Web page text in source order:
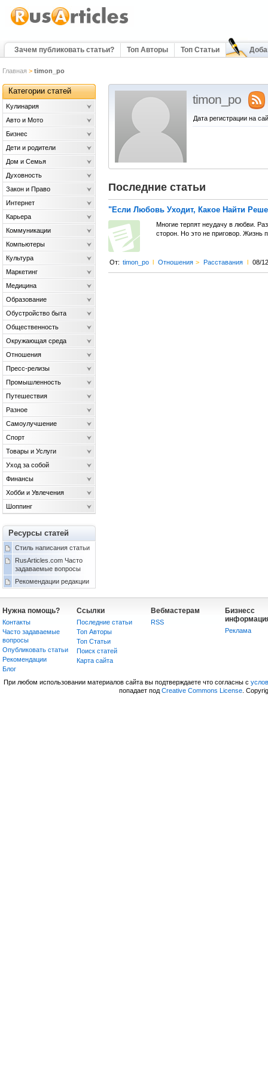
Зачем публиковать статьи? Топ Авторы Топ Статьи
Главная > timon_po
timon_po
Дата регистрации на
Последние статьи
"Если Любовь Уходит, Какое Найти
Многие терпят неудачу в любви.
сторон. Но это не приговор. Жизнь
От: timon_po l Отношения > Расставания l 08/
Категории статей
Kулинария
Авто и Мото
Бизнес
Дети и родители
Дом и Семья
Духовность
Закон и Право
Интернет
Карьера
Коммуникации
Компьютеры
Культура
Маркетинг
Медицина
Образование
Обустройство быта
Общественность
Окружающая среда
Отношения
Пресс-релизы
Промышленность
Путешествия
Разное
Самоулучшение
Спорт
Товары и Услуги
Уход за собой
Финансы
Хобби и Увлечения
Шоппинг
Ресурсы статей
Стиль написания статьи
RusArticles.com Часто
задаваемые вопросы
Рекомендации редакции
Нужна помощь?
Контакты
Часто задаваемые
вопросы
Опубликовать статьи
Рекомендации
Блог
Ссылки
Последние статьи
Топ Авторы
Топ Статьи
Поиск статей
Карта сайта
Вебмастерам
RSS
Бизнесс
Реклама
При любом использовании материалов сайта вы подтверждаете что согласны с
попадает под Creative Commons License.